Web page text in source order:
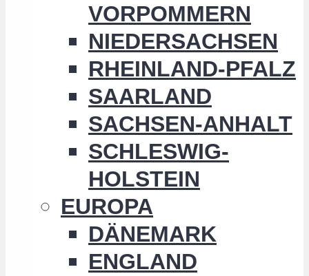
VORPOMMERN
NIEDERSACHSEN
RHEINLAND-PFALZ
SAARLAND
SACHSEN-ANHALT
SCHLESWIG-
HOLSTEIN
EUROPA
DÄNEMARK
ENGLAND